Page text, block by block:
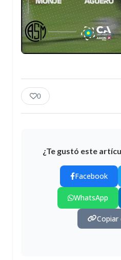
0
¿Te gustó este
Facebook
WhatsApp
Copiar